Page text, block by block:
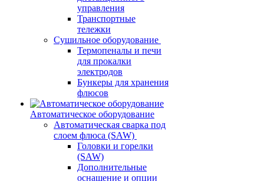
управления
Транспортные
тележки
Сушильное оборудование
Термопеналы и печи
для прокалки
электродов
Бункеры для хранения
флюсов
Автоматическое оборудование
Автоматическая сварка под
слоем флюса (SAW)
Головки и горелки
(SAW)
Дополнительные
оснащение и опции